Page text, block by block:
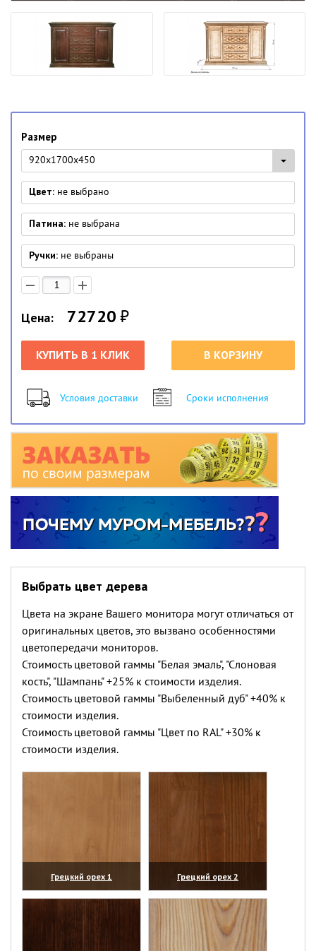
Размер
920х1700х450
Цвет: не выбрано
Патина: не выбрана
Ручки: не выбраны
Цена: 72720₽
КУПИТЬ В 1 КЛИК В КОРЗИНУ
Условия доставки Сроки исполнения
Выбрать цвет дерева
Цвета на экране Вашего монитора могут отличаться от
оригинальных цветов, это вызвано особенностями
цветопередачи мониторов.
Стоимость цветовой гаммы "Белая эмаль", "Слоновая
кость", "Шампань" +25% к стоимости изделия.
Стоимость цветовой гаммы "Выбеленный дуб" +40% к
стоимости изделия.
Стоимость цветовой гаммы "Цвет по RAL" +30% к
стоимости изделия.
Грецкий орех 1
(увеличить)
Грецкий орех 2
(увеличить)